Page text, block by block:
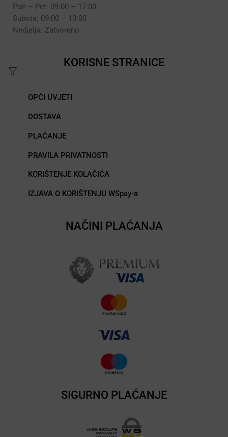
Pon – Pet: 09:00 – 17:00
Subota: 09:00 – 13:00
Nedjelja: Zatvoreno
KORISNE STRANICE
OPĆI UVJETI
DOSTAVA
PLAĆANJE
PRAVILA PRIVATNOSTI
KORIŠTENJE KOLAČIĆA
IZJAVA O KORIŠTENJU WSpay-a
NAČINI PLAĆANJA
SIGURNO PLAĆANJE